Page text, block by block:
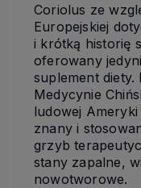
Coriolus ze
Europejskiej
i krótką historię
oferowany
suplement diety.
Medycynie
ludowej Ameryki
znany i
grzyb
stany zapalne,
nowotworowe.